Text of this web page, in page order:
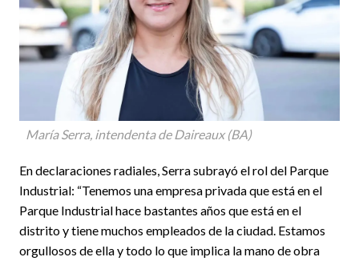
María Serra, intendenta de Daireaux (BA)
En declaraciones radiales, Serra subrayó el rol del Parque
Industrial: “Tenemos una empresa privada que está en el
Parque Industrial hace bastantes años que está en el
distrito y tiene muchos empleados de la ciudad. Estamos
orgullosos de ella y todo lo que implica la mano de obra